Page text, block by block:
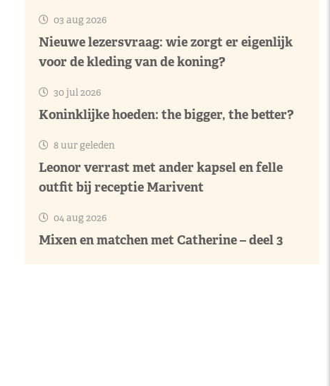
03 aug 2026
Nieuwe lezersvraag: wie zorgt er eigenlijk
voor de kleding van de koning?
30 jul 2026
Koninklijke hoeden: the bigger, the better?
8 uur geleden
Leonor verrast met ander kapsel en felle
outfit bij receptie Marivent
04 aug 2026
Mixen en matchen met Catherine – deel 3